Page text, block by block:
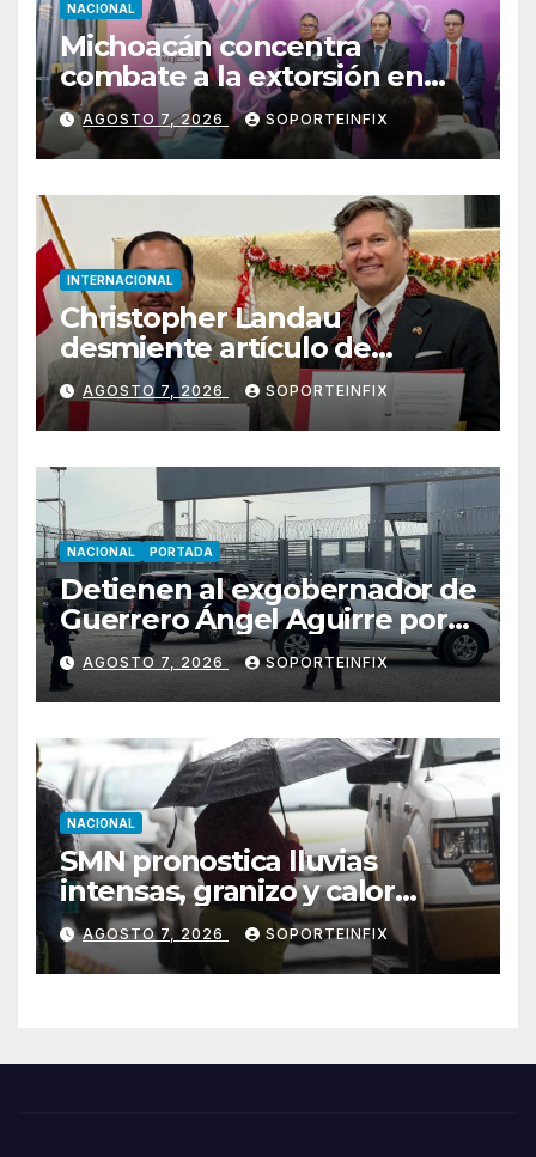
NACIONAL
Michoacán concentra
combate a la extorsión en
Uruapan, Apatzingán y Tierra
Caliente
AGOSTO 7, 2026 SOPORTEINFIX
INTERNACIONAL
Christopher Landau
desmiente artículo de
Foreign Policy sobre visita a
Islas Salomón
AGOSTO 7, 2026 SOPORTEINFIX
NACIONAL PORTADA
Detienen al exgobernador de
Guerrero Ángel Aguirre por
obstrucción en el caso
Ayotzinapa
AGOSTO 7, 2026 SOPORTEINFIX
NACIONAL
SMN pronostica lluvias
intensas, granizo y calor
extremo para este 7 de
agosto
AGOSTO 7, 2026 SOPORTEINFIX